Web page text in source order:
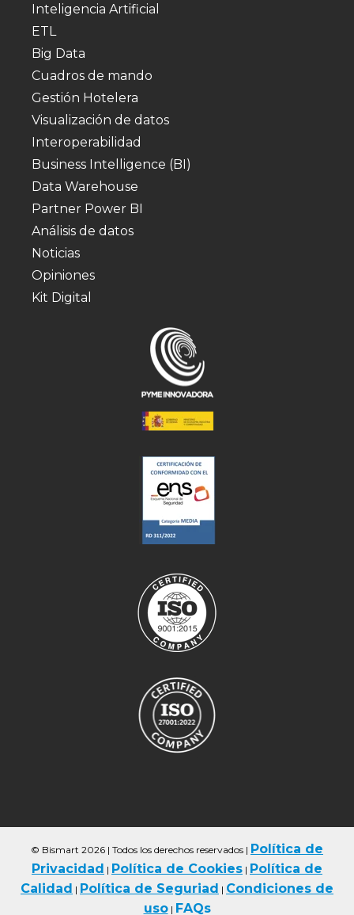
Inteligencia Artificial
ETL
Big Data
Cuadros de mando
Gestión Hotelera
Visualización de datos
Interoperabilidad
Business Intelligence (BI)
Data Warehouse
Partner Power BI
Análisis de datos
Noticias
Opiniones
Kit Digital
© Bismart 2026 | Todos los derechos reservados | Política de
Privacidad | Política de Cookies | Política de
Calidad | Política de Seguriad | Condiciones de
uso | FAQs